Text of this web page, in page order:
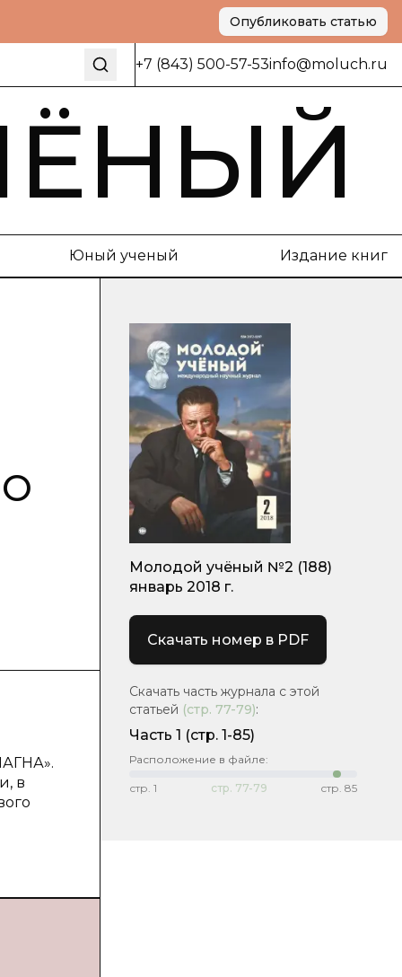
Опубликовать статью
+7 (843) 500-57-53info@moluch.ru
Юный ученый Издание книг
в
Молодой учёный №2 (188)
январь 2018 г.
Скачать номер в PDF
Скачать часть журнала с этой
статьей (стр. 77-79):
Часть 1 (стр. 1-85)
Расположение в файле:
стр. 1 стр. 77-79 стр. 85